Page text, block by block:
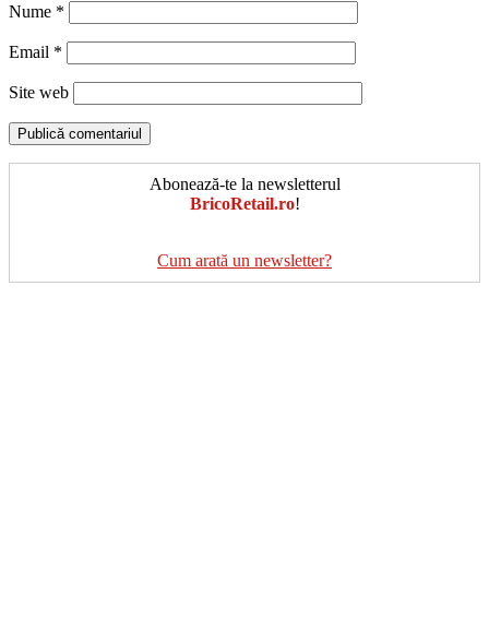
Nume *
Email *
Site web
Abonează-te la newsletterul
BricoRetail.ro!
Cum arată un newsletter?